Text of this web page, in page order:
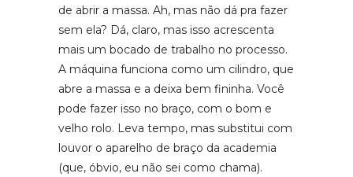
de abrir a massa. Ah, mas não dá pra fazer
sem ela? Dá, claro, mas isso acrescenta
mais um bocado de trabalho no processo.
A máquina funciona como um cilindro, que
abre a massa e a deixa bem fininha. Você
pode fazer isso no braço, com o bom e
velho rolo. Leva tempo, mas substitui com
louvor o aparelho de braço da academia
(que, óbvio, eu não sei como chama).